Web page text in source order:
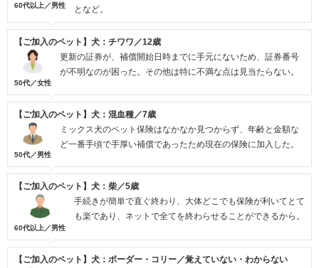
60代以上／男性
となど。
【ご加入のペット】犬：チワワ／12歳
50代／女性
更新の証券が、補償開始日時までに手元にないため、証券番号
が不明なのが困った。その他は特に不満な点は見当たらない。
【ご加入のペット】犬：混血種／7歳
50代／男性
ミックス犬のペット保険はなかなか見つからず、年齢と金額な
ど一番手頃で手厚い補償であったため現在の保険に加入した。
【ご加入のペット】犬：柴／5歳
60代以上／男性
手続きが簡単で直ぐ終わり、大体どこでも保険が利いてとて
も楽であり、ネットで全てを終わらせることができるから。
【ご加入のペット】犬：ボーダー・コリー／覚えていない・わからない